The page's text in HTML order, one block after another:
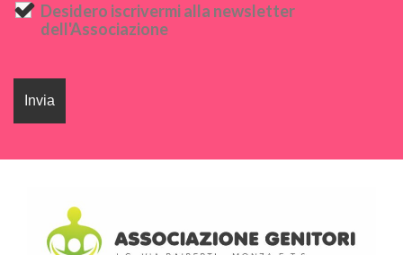
Desidero iscrivermi alla newsletter
dell'Associazione